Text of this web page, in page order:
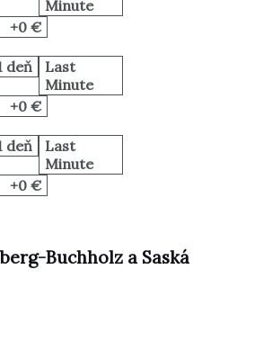
Minute
+0 €
deň
Last
Minute
+0 €
deň
Last
Minute
+0 €
Buchholz a Saská